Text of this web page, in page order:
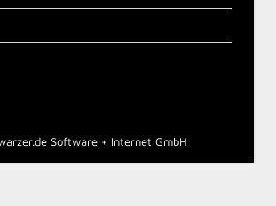
Software + Internet GmbH